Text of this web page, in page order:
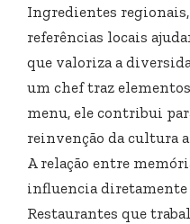
Ingredientes
referências locais
que valoriza a
um chef traz
menu, ele contribui
reinvenção da cultura
A relação entre
influencia diretamente
Restaurantes que